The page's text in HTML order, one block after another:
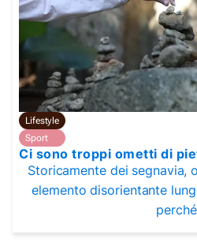
Lifestyle
Sport
Ci sono troppi ometti di
Storicamente dei segnavia,
elemento disorientante
perché